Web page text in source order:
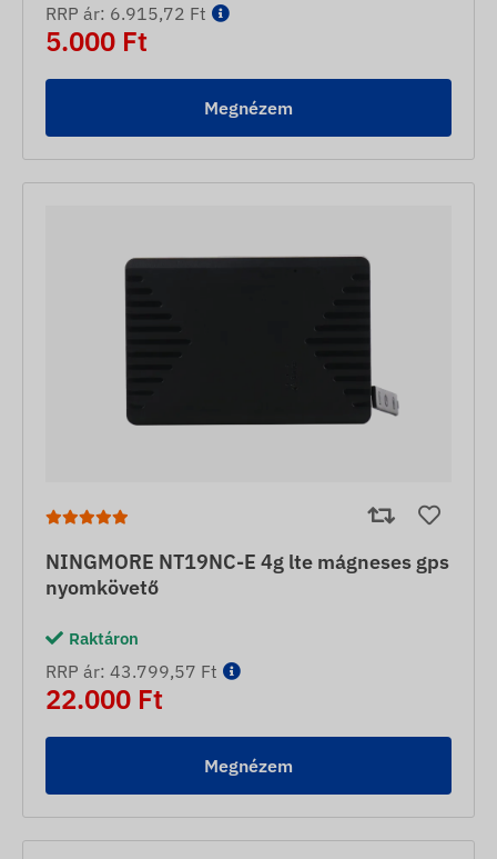
RRP ár: 6.915,72 Ft
5.000 Ft
Megnézem
NINGMORE NT19NC-E 4g lte mágneses gps
nyomkövető
Raktáron
RRP ár: 43.799,57 Ft
22.000 Ft
Megnézem